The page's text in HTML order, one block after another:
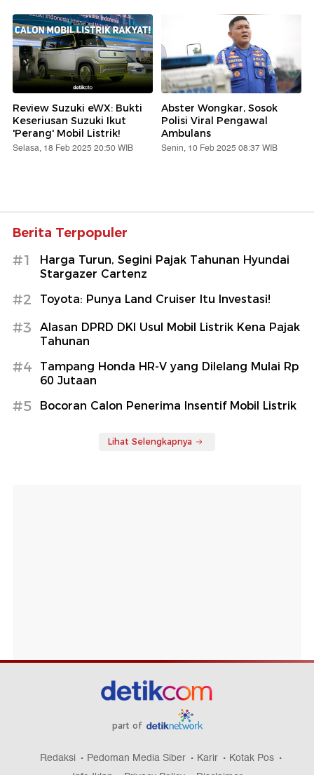
Review Suzuki eWX: Bukti
Keseriusan Suzuki Ikut
'Perang' Mobil Listrik!
Selasa, 18 Feb 2025 20:50 WIB
Abster Wongkar, Sosok
Polisi Viral Pengawal
Ambulans
Senin, 10 Feb 2025 08:37 WIB
Berita Terpopuler
#1
Harga Turun, Segini Pajak Tahunan Hyundai
Stargazer Cartenz
#2 Toyota: Punya Land Cruiser Itu Investasi!
#3
Alasan DPRD DKI Usul Mobil Listrik Kena Pajak
Tahunan
#4
Tampang Honda HR-V yang Dilelang Mulai Rp
60 Jutaan
#5 Bocoran Calon Penerima Insentif Mobil Listrik
Lihat Selengkapnya
part of
Redaksi Pedoman Media Siber Karir
Kotak Pos